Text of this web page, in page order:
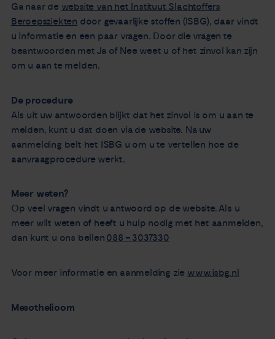
Ga naar de website van het Instituut Slachtoffers
Beroepsziekten door gevaarlijke stoffen (ISBG), daar vindt
u informatie en een paar vragen. Door die vragen te
beantwoorden met Ja of Nee weet u of het zinvol kan zijn
om u aan te melden.
De procedure
Als uit uw antwoorden blijkt dat het zinvol is om u aan te
melden, kunt u dat doen via de website. Na uw
aanmelding belt het ISBG u om u te vertellen hoe de
aanvraagprocedure werkt.
Meer weten?
Op veel vragen vindt u antwoord op de website. Als u
meer wilt weten of heeft u hulp nodig met het aanmelden,
dan kunt u ons bellen 088 – 3037330
Voor meer informatie en aanmelding zie www.isbg.nl
Mesothelioom